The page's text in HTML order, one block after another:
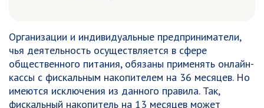
Организации и индивидуальные предприниматели,
чья деятельность осуществляется в сфере
общественного питания, обязаны применять онлайн-
кассы с фискальным накопителем на 36 месяцев. Но
имеются исключения из данного правила. Так,
фискальный накопитель на 13 месяцев может